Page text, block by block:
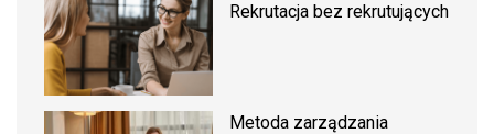
Rekrutacja bez rekrutujących
Metoda zarządzania